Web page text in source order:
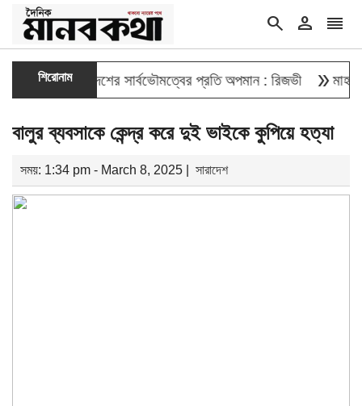
search person reorder
শিরোনাম
বাংলাদেশের সার্বভৌমত্বের প্রতি অপমান : রিজভী double_arrowমাহবুব আলী
বালুর ব্যবসাকে কেন্দ্র করে দুই ভাইকে কুপিয়ে হত্যা
সময়: 1:34 pm - March 8, 2025 | সারাদেশ